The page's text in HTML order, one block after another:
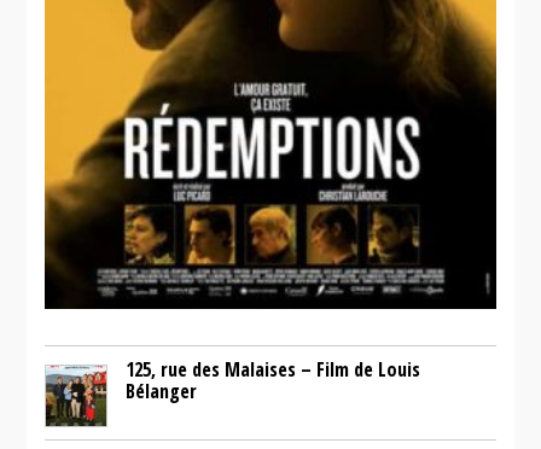
125, rue des Malaises – Film de Louis
Bélanger